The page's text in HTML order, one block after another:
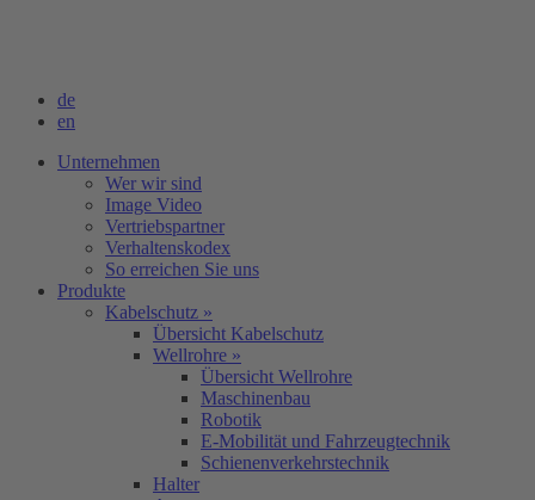
de
en
Unternehmen
Wer wir sind
Image Video
Vertriebspartner
Verhaltenskodex
So erreichen Sie uns
Produkte
Kabelschutz »
Übersicht Kabelschutz
Wellrohre »
Übersicht Wellrohre
Maschinenbau
Robotik
E-Mobilität und Fahrzeugtechnik
Schienenverkehrstechnik
Halter